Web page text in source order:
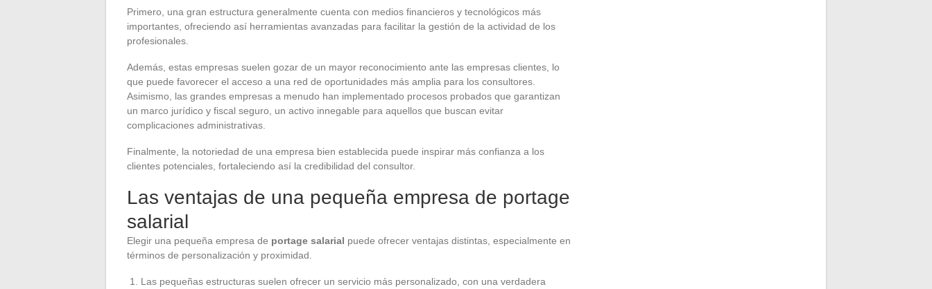
Primero, una gran estructura generalmente cuenta con medios financieros y tecnológicos más
importantes, ofreciendo así herramientas avanzadas para facilitar la gestión de la actividad de los
profesionales.
Además, estas empresas suelen gozar de un mayor reconocimiento ante las empresas clientes, lo
que puede favorecer el acceso a una red de oportunidades más amplia para los consultores.
Asimismo, las grandes empresas a menudo han implementado procesos probados que garantizan
un marco jurídico y fiscal seguro, un activo innegable para aquellos que buscan evitar
complicaciones administrativas.
Finalmente, la notoriedad de una empresa bien establecida puede inspirar más confianza a los
clientes potenciales, fortaleciendo así la credibilidad del consultor.
Las ventajas de una pequeña empresa de portage
salarial
Elegir una pequeña empresa de portage salarial puede ofrecer ventajas distintas, especialmente en
términos de personalización y proximidad.
Las pequeñas estructuras suelen ofrecer un servicio más personalizado, con una verdadera